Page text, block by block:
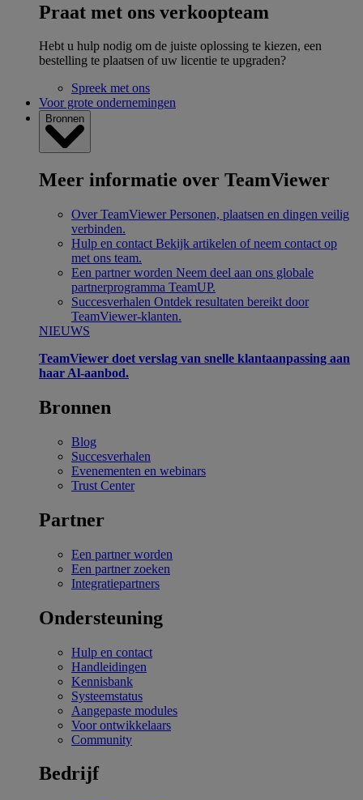
Praat met ons verkoopteam
Hebt u hulp nodig om de juiste oplossing te kiezen, een
bestelling te plaatsen of uw licentie te upgraden?
Spreek met ons
Voor grote ondernemingen
Bronnen
Meer informatie over TeamViewer
Over TeamViewer Personen, plaatsen en dingen veilig
verbinden.
Hulp en contact Bekijk artikelen of neem contact op
met ons team.
Een partner worden Neem deel aan ons globale
partnerprogramma TeamUP.
Succesverhalen Ontdek resultaten bereikt door
TeamViewer-klanten.
NIEUWS
TeamViewer doet verslag van snelle klantaanpassing aan
haar Al-aanbod.
Bronnen
Blog
Succesverhalen
Evenementen en webinars
Trust Center
Partner
Een partner worden
Een partner zoeken
Integratiepartners
Ondersteuning
Hulp en contact
Handleidingen
Kennisbank
Systeemstatus
Aangepaste modules
Voor ontwikkelaars
Community
Bedrijf